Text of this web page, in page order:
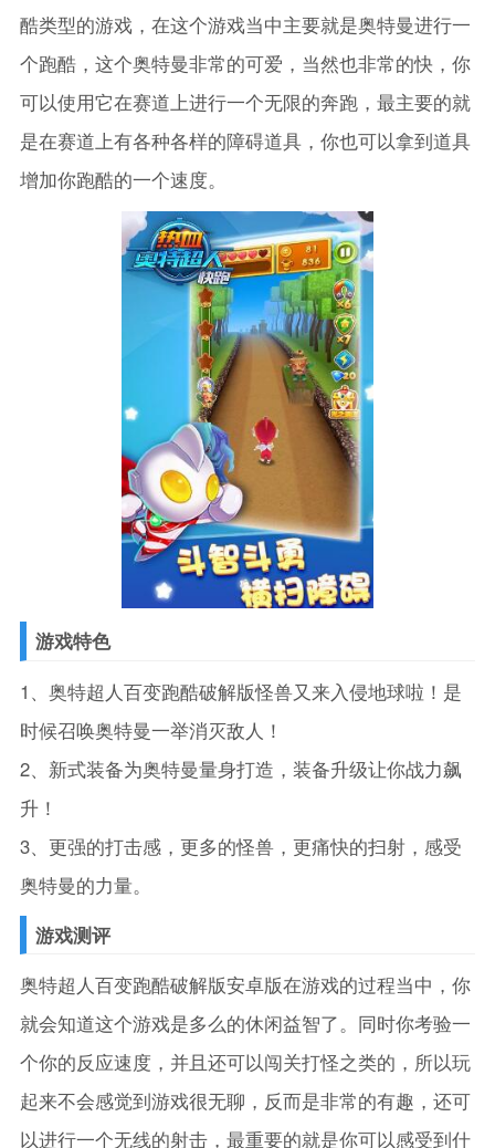
酷类型的游戏，在这个游戏当中主要就是奥特曼进行一
个跑酷，这个奥特曼非常的可爱，当然也非常的快，你
可以使用它在赛道上进行一个无限的奔跑，最主要的就
是在赛道上有各种各样的障碍道具，你也可以拿到道具
增加你跑酷的一个速度。
游戏特色
1、奥特超人百变跑酷破解版怪兽又来入侵地球啦！是
时候召唤奥特曼一举消灭敌人！
2、新式装备为奥特曼量身打造，装备升级让你战力飙
升！
3、更强的打击感，更多的怪兽，更痛快的扫射，感受
奥特曼的力量。
游戏测评
奥特超人百变跑酷破解版安卓版在游戏的过程当中，你
就会知道这个游戏是多么的休闲益智了。同时你考验一
个你的反应速度，并且还可以闯关打怪之类的，所以玩
起来不会感觉到游戏很无聊，反而是非常的有趣，还可
以进行一个无线的射击，最重要的就是你可以感受到什